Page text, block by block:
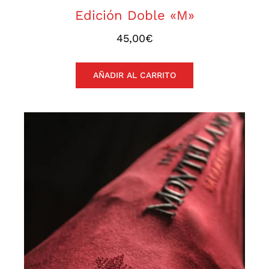
Edición Doble «M»
45,00€
AÑADIR AL CARRITO
Jamón de Bellota 100%
Ibérico Supreme Signature